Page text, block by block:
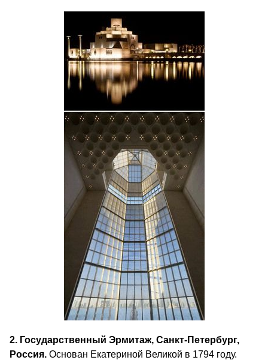
2. Государственный Эрмитаж, Санкт-Петербург,
Россия. Основан Екатериной Великой в 1794 году.